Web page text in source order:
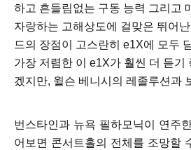
하고 흔들림없는 구동 능력 그리고
자랑하는 고해상도에 걸맞은 뛰어
드의 장점이 고스란히 e1X에 모두
가장 저렴한 이 e1X가 훨씬 더 듣
겠지만, 윌슨 베니시의 레졸루션과
번스타인과 뉴욕 필하모닉이 연주
어보면 콘서트홀의 전체를 조망할